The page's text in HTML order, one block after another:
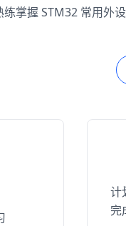
练掌握 STM32 常用外
计
完